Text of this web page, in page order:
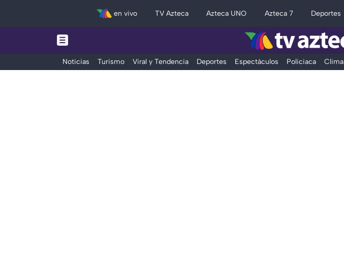
en vivo TV Azteca Azteca UNO Azteca 7 Deportes
Noticias Turismo Viral y Tendencia Deportes Espectáculos Policiaca Clima